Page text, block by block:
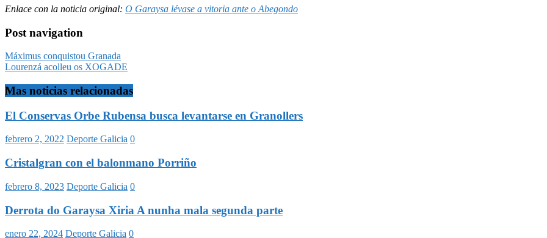
Enlace con la noticia original: O Garaysa lévase a vitoria ante o Abegondo
Post navigation
Máximus conquistou Granada
Lourenzá acolleu os XOGADE
Mas noticias relacionadas
El Conservas Orbe Rubensa busca levantarse en Granollers
febrero 2, 2022 Deporte Galicia 0
Cristalgran con el balonmano Porriño
febrero 8, 2023 Deporte Galicia 0
Derrota do Garaysa Xiria A nunha mala segunda parte
enero 22, 2024 Deporte Galicia 0